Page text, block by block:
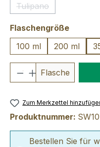
Tulipano
(Diese Option ist
Flaschengröße
100 ml
200 ml
Produkt
Flasche
Zum Merkzettel
Produktnummer:
Bestellen Sie für